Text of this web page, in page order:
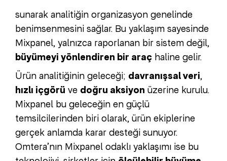
sunarak analitiğin organizasyon genelinde
benimsenmesini sağlar. Bu yaklaşım sayesinde
Mixpanel, yalnızca raporlanan bir sistem değil,
büyümeyi yönlendiren bir araç haline gelir.
Ürün analitiğinin geleceği; davranışsal veri,
hızlı içgörü ve doğru aksiyon üzerine kurulu.
Mixpanel bu geleceğin en güçlü
temsilcilerinden biri olarak, ürün ekiplerine
gerçek anlamda karar desteği sunuyor.
Omtera’nın Mixpanel odaklı yaklaşımı ise bu